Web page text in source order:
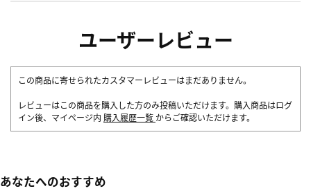
ユーザーレビュー
この商品に寄せられたカスタマーレビューはまだありません。
レビューはこの商品を購入した方のみ投稿いただけます。購入商品はログ
イン後、マイページ内 購入履歴一覧 からご確認いただけます。
あなたへのおすすめ